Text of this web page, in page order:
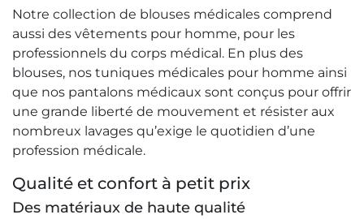
Notre collection de blouses médicales comprend
aussi des vêtements pour homme, pour les
professionnels du corps médical. En plus des
blouses, nos tuniques médicales pour homme ainsi
que nos pantalons médicaux sont conçus pour offrir
une grande liberté de mouvement et résister aux
nombreux lavages qu’exige le quotidien d’une
profession médicale.
Qualité et confort à petit prix
Des matériaux de haute qualité